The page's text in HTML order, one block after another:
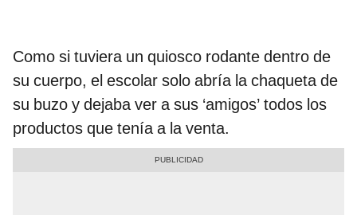
Como si tuviera un quiosco rodante dentro de
su cuerpo, el escolar solo abría la chaqueta de
su buzo y dejaba ver a sus ‘amigos’ todos los
productos que tenía a la venta.